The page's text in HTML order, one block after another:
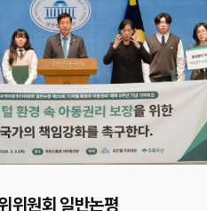
위원회 일반논평